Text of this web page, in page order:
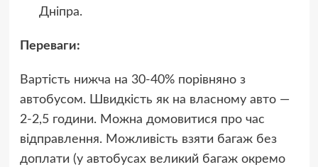
Дніпра.
Переваги:
Вартість нижча на 30-40% порівняно з
автобусом. Швидкість як на власному авто —
2-2,5 години. Можна домовитися про час
відправлення. Можливість взяти багаж без
доплати (у автобусах великий багаж окремо